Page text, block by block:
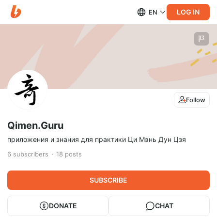
EN LOG IN
Follow
Qimen.Guru
приложения и знания для практики Ци Мэнь Дун Цзя
6 subscribers 18 posts
SUBSCRIBE
DONATE CHAT